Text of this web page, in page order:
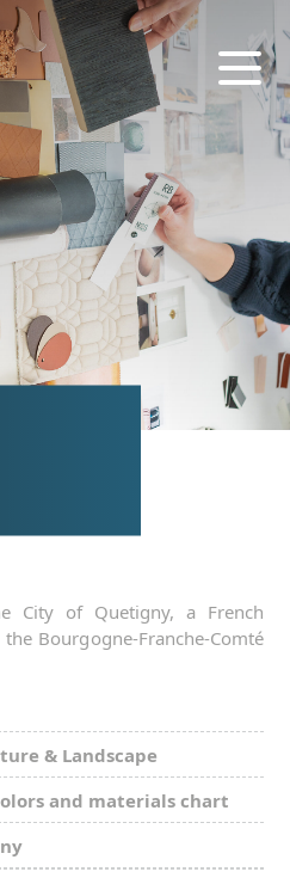
City of Quetigny, a French
Bourgogne-Franche-Comté
& Landscape
and materials chart